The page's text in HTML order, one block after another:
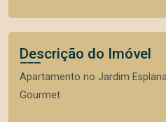
Descrição do Imóvel
Apartamento no Jardim
Gourmet